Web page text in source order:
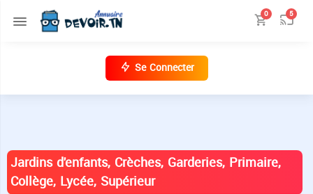
0 5
Se Connecter
Jardins d'enfants, Crèches, Garderies, Primaire,
Collège, Lycée, Supérieur